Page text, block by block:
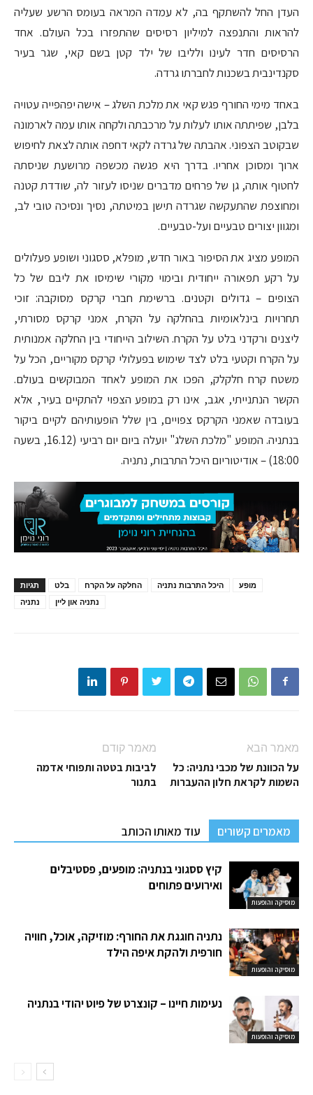
העדן החל להשתקף בה, לא עמדה המראה בעומס הרשע שעליה
להראות והתנפצה למיליון רסיסים שהתפזרו בכל העולם. אחד
הרסיסים חדר לעינו ולליבו של ילד קטן בשם קאי, שגר בעיר
סקנדינבית בשכנות לחברתו גרדה.
באחד מימי החורף פגש קאי את מלכת השלג – אישה יפהפייה עטויה
בלבן, שפיתתה אותו לעלות על מרכבתה ולקחה אותו עמה לארמונה
שבקוטב הצפוני. אהבתה של גרדה לקאי דחפה אותה לצאת לחיפוש
ארוך ומסוכן אחריו. בדרך היא פגשה מכשפה מרושעת שניסתה
לחטוף אותה, גן של פרחים מדברים שניסו לעזור לה, שודדת קטנה
ומחוצפת שהתעקשה שגרדה תישן במיטתה, נסיך ונסיכה טובי לב,
ומגוון יצורים טבעיים ועל-טבעיים.
המופע מציג את הסיפור באור חדש, מופלא, ססגוני ושופע פעלולים
על רקע תפאורה ייחודית ובימוי מקורי שימיסו את ליבם של כל
הצופים – גדולים וקטנים. ברשימת חברי קרקס מסוקבה: זוכי
תחרויות בינלאומיות בהחלקה על הקרח, אמני קרקס מסורתי,
ליצנים ורקדני בלט על הקרח. השילוב הייחודי בין החלקה אמנותית
על הקרח וקטעי בלט לצד שימוש בפעלולי קרקס מקוריים, הכל על
משטח קרח חלקלק, הפכו את המופע לאחד המבוקשים בעולם.
הקשר הנתנייתי, אגב, אינו רק במופע הצפוי להתקיים בעיר, אלא
בעובדה שאמני הקרקס צפויים, בין שלל הופעותיהם לקיים ביקור
בנתניה. המופע "מלכת השלג" יועלה ביום יום רביעי (16.12, בשעה
18:00) – אודיטוריום היכל התרבות, נתניה.
תגיות בלט החלקה על הקרח היכל התרבות נתניה
מופע
נתניה
נתניה און ליין
מאמר קודם
לביבות בטטה ותפוחי אדמה
בתנור
מאמר הבא
על הכוונת של מכבי נתניה: כל
השמות לקראת חלון ההעברות
מאמרים קשורים עוד מאותו הכותב
מוסיקה והופעות
קיץ ססגוני בנתניה: מופעים, פסטיבלים
ואירועים פתוחים
מוסיקה והופעות
נתניה חוגגת את החורף: מוזיקה, אוכל, חוויה
חורפית ולהקת איפה הילד
מוסיקה והופעות
נעימות חיינו – קונצרט של פיוט יהודי בנתניה